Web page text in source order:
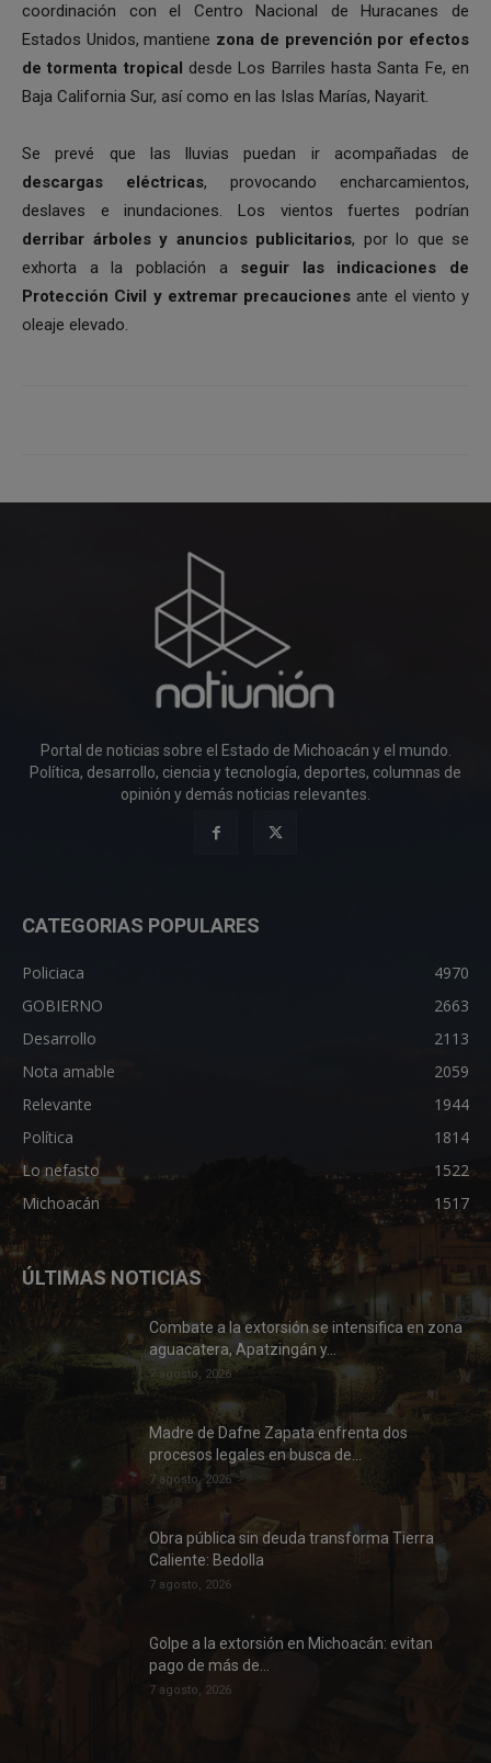
coordinación con el Centro Nacional de Huracanes de
Estados Unidos, mantiene zona de prevención por efectos
de tormenta tropical desde Los Barriles hasta Santa Fe, en
Baja California Sur, así como en las Islas Marías, Nayarit.
Se prevé que las lluvias puedan ir acompañadas de
descargas eléctricas, provocando encharcamientos,
deslaves e inundaciones. Los vientos fuertes podrían
derribar árboles y anuncios publicitarios, por lo que se
exhorta a la población a seguir las indicaciones de
Protección Civil y extremar precauciones ante el viento y
oleaje elevado.
Portal de noticias sobre el Estado de Michoacán y el mundo.
Política, desarrollo, ciencia y tecnología, deportes, columnas de
opinión y demás noticias relevantes.
CATEGORIAS POPULARES
Policiaca
4970
GOBIERNO
2663
Desarrollo
2113
Nota amable
2059
Relevante
1944
Política
1814
Lo nefasto
1522
Michoacán
1517
ÚLTIMAS NOTICIAS
Combate a la extorsión se intensifica en zona
aguacatera, Apatzingán y...
7 agosto, 2026
Madre de Dafne Zapata enfrenta dos
procesos legales en busca de...
7 agosto, 2026
Obra pública sin deuda transforma Tierra
Caliente: Bedolla
7 agosto, 2026
Golpe a la extorsión en Michoacán: evitan
pago de más de...
7 agosto, 2026